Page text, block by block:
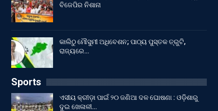
ବିଜେପିର ନିଶାନା
କାଲିଠୁ ମୌସୁମୀ ଅଧିବେଶନ; ପାଠ୍ୟ ପୁସ୍ତକ ତ୍ରୁଟି,
ରାଜ୍ୟରେ…
Sports
ଏସୀୟ କ୍ରୀଡ଼ା ପାଇଁ ୨୦ ଜଣିଆ ଦଳ ଘୋଷଣା : ଓଡ଼ିଶାରୁ
ଦୁଇ ଖେଳାଳୀ…